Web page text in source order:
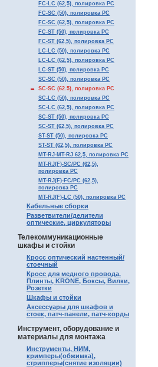
FC-LC (62,5), полировка PC
FC-SC (50), полировка PC
FC-SC (62,5), полировка PC
FC-ST (50), полировка PC
FC-ST (62,5), полировка PC
LC-LC (50), полировка PC
LC-LC (62,5), полировка PC
LC-ST (50), полировка PC
SC-SC (50), полировка PC
SC-SC (62.5), полировка PC
SC-LC (50), полировка PC
SC-LC (62,5), полировка PC
SC-ST (50), полировка PC
SC-ST (62,5), полировка PC
ST-ST (50), полировка PC
ST-ST (62,5), полировка PC
MT-RJ-MT-RJ 62,5, полировка PC
MT-RJ(F)-SC/PC (62,5),
полировка PC
MT-RJ(F)-FC/PC (62,5),
полировка PC
MT-RJ(F)-LC (50), полировка PC
Кабельные сборки
Разветвители/делители
оптические, циркуляторы
Телекоммуникационные
шкафы и стойки
Кросс оптический настенный/
стоечный
Кросс для медного провода.
Плинты, KRONE, Боксы, Вилки,
Розетки
Шкафы и стойки
Аксессуары для шкафов и
стоек, патч-панели, патч-корды
Инструмент, оборудование и
материалы для монтажа
Инструменты, НИМ,
кримперы(обжимка),
стрипперы(снятие изоляции)